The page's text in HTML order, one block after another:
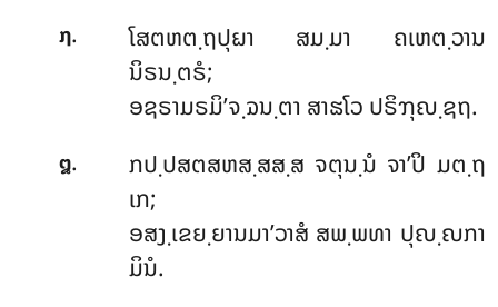
໗.
ໂສຕຫຕ຺ຖປຸຏາ ສມ຺ມາ ຄເຫຕ຺ວານ
ນິຣນ຺ຕຣໍ;
ອຊຣາມຣມິ’ຈ຺ຉນ຺ຕາ ສາຘໂວ ປຣິຠຸຎ຺ຊຖ.
໘.
ກປ຺ປສຕສຫສ຺ສສ຺ສ ຈຕຸນ຺ນໍ ຈາ’ປິ ມຕ຺ຖ
ເກ;
ອສງ຺ເຂຍ຺ຍານມາ’ວາສໍ ສພ຺ພທາ ປຸຎ຺ຎກາ
ມິນໍ.